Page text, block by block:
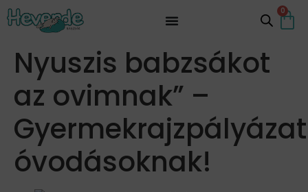
0
Nyuszis babzsákot
az ovimnak” –
Gyermekrajzpályázat
óvodásoknak!